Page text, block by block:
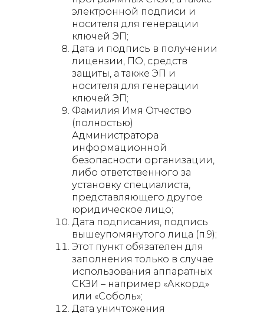
электронной подписи и
носителя для генерации
ключей ЭП;
Дата и подпись в получении
лицензии, ПО, средств
защиты, а также ЭП и
носителя для генерации
ключей ЭП;
Фамилия Имя Отчество
(полностью)
Администратора
информационной
безопасности организации,
либо ответственного за
установку специалиста,
представляющего другое
юридическое лицо;
Дата подписания, подпись
вышеупомянутого лица (п.9);
Этот пункт обязателен для
заполнения только в случае
использования аппаратных
СКЗИ – например «Аккорд»
или «Соболь»;
Дата уничтожения